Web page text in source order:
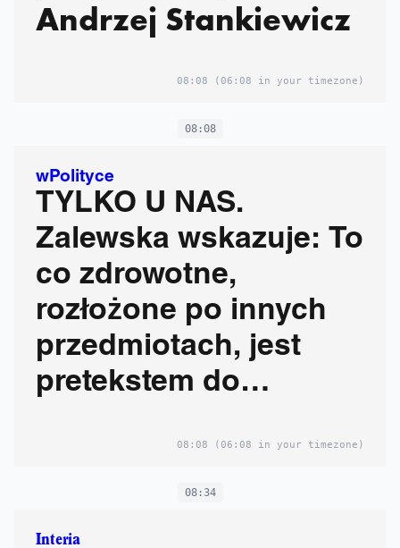
Andrzej Stankiewicz
08:08 (06:08 in your timezone)
08:08
wPolityce
TYLKO U NAS.
Zalewska wskazuje: To
co zdrowotne,
rozłożone po innych
przedmiotach, jest
pretekstem do
seksualnej08:08 (06:08 in your timezone)
08:34
Interia